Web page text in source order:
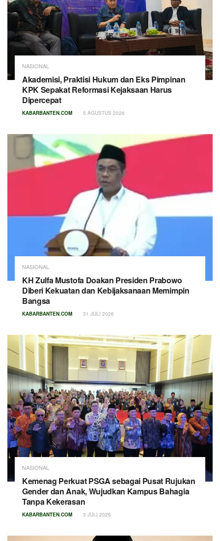
NASIONAL
Akademisi, Praktisi Hukum dan Eks Pimpinan
KPK Sepakat Reformasi Kejaksaan Harus
Dipercepat
KABARBANTEN.COM 5 AGUSTUS 2026
NASIONAL
KH Zulfa Mustofa Doakan Presiden Prabowo
Diberi Kekuatan dan Kebijaksanaan Memimpin
Bangsa
KABARBANTEN.COM 31 JULI 2026
NASIONAL
Kemenag Perkuat PSGA sebagai Pusat Rujukan
Gender dan Anak, Wujudkan Kampus Bahagia
Tanpa Kekerasan
KABARBANTEN.COM 3 JULI 2026